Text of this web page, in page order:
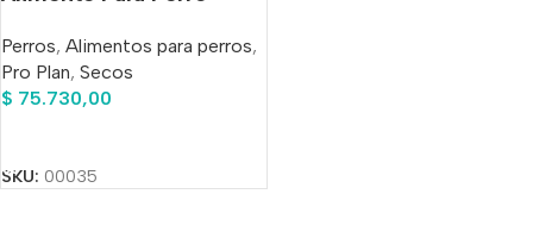
Pequeña Sabor Pollo Y
Arroz En Bolsa De 7.5 Kg
Perros, Alimentos para perros,
Pro Plan, Secos
$ 75.730,00
SKU: 00035